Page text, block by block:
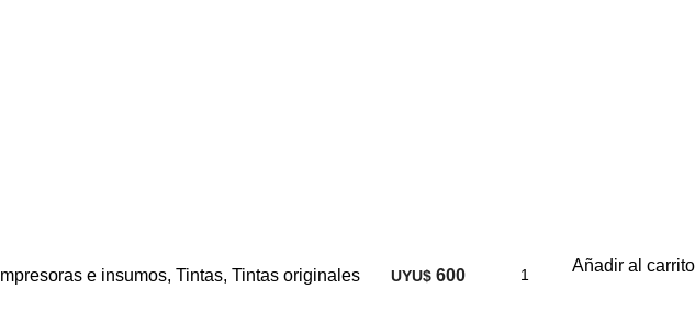
Impresoras e insumos, Tintas, Tintas originales UYU$ 600 Añadir al carrito